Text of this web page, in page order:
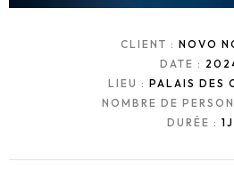
CLIENT : NOVO
DATE :
LIEU : PALAIS DES
NOMBRE DE
DURÉE : 1J